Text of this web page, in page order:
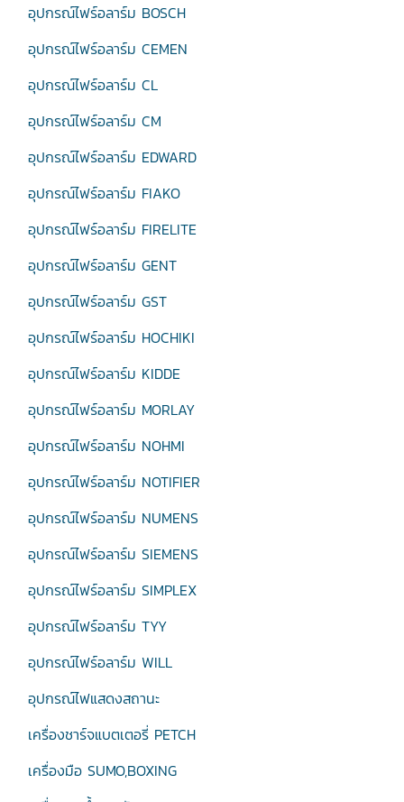
อุปกรณ์ไฟร์อลาร์ม BOSCH
อุปกรณ์ไฟร์อลาร์ม CEMEN
อุปกรณ์ไฟร์อลาร์ม CL
อุปกรณ์ไฟร์อลาร์ม CM
อุปกรณ์ไฟร์อลาร์ม EDWARD
อุปกรณ์ไฟร์อลาร์ม FIAKO
อุปกรณ์ไฟร์อลาร์ม FIRELITE
อุปกรณ์ไฟร์อลาร์ม GENT
อุปกรณ์ไฟร์อลาร์ม GST
อุปกรณ์ไฟร์อลาร์ม HOCHIKI
อุปกรณ์ไฟร์อลาร์ม KIDDE
อุปกรณ์ไฟร์อลาร์ม MORLAY
อุปกรณ์ไฟร์อลาร์ม NOHMI
อุปกรณ์ไฟร์อลาร์ม NOTIFIER
อุปกรณ์ไฟร์อลาร์ม NUMENS
อุปกรณ์ไฟร์อลาร์ม SIEMENS
อุปกรณ์ไฟร์อลาร์ม SIMPLEX
อุปกรณ์ไฟร์อลาร์ม TYY
อุปกรณ์ไฟร์อลาร์ม WILL
อุปกรณ์ไฟแสดงสถานะ
เครื่องชาร์จแบตเตอรี่ PETCH
เครื่องมือ SUMO,BOXING